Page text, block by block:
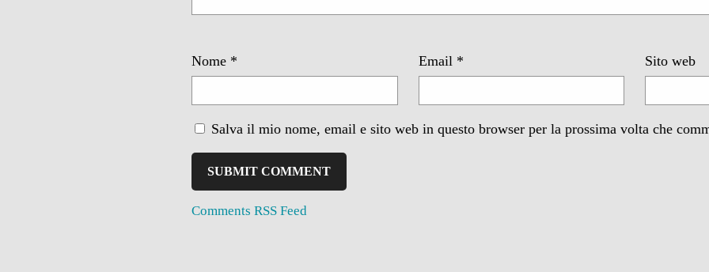
Nome * Email * Sito web
Salva il mio nome, email e sito web in questo browser per la prossima volta che
Comments RSS Feed